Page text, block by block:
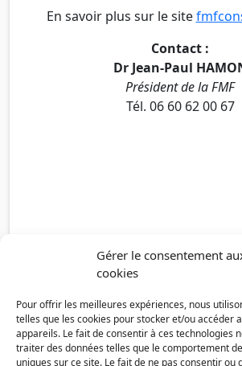
Gérer le consentement
cookies
Pour offrir les meilleures expériences, nous
telles que les cookies pour stocker et/ou accéder
appareils. Le fait de consentir à ces technologies
traiter des données telles que le comportement
uniques sur ce site. Le fait de ne pas consentir ou
En savoir plus sur le site
Contact :
Dr Jean-Paul
Président de la FMF
Tél. 06 60 62 00 67